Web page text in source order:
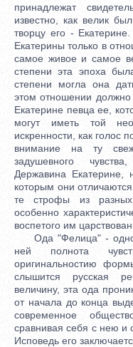
принадлежат
известно, как велик
творцу его -
Екатерины только в
самое живое и самое
степени эта эпоха
степени могла она
этом отношении
Екатерине певца ее,
могут иметь той
искренности, как голос
внимание на ту
задушевного
Державина Екатерине,
которым они
те строфы из
особенно
воспетого им
Ода "Фелица" - одно
ней полнота
оригинальностию
слышится русская
величину, эта ода
от начала до конца
современное
сравнивая себя с нею и
Исповедь его